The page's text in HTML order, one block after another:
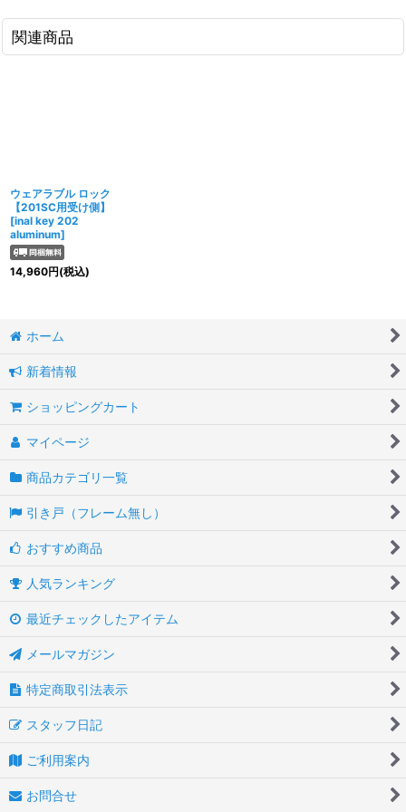
関連商品
ウェアラブル ロック
【201SC用受け側】
[inal key 202
aluminum]
14,960円(税込)
ホーム
新着情報
ショッピングカート
マイページ
商品カテゴリ一覧
引き戸（フレーム無し）
おすすめ商品
人気ランキング
最近チェックしたアイテム
メールマガジン
特定商取引法表示
スタッフ日記
ご利用案内
お問合せ